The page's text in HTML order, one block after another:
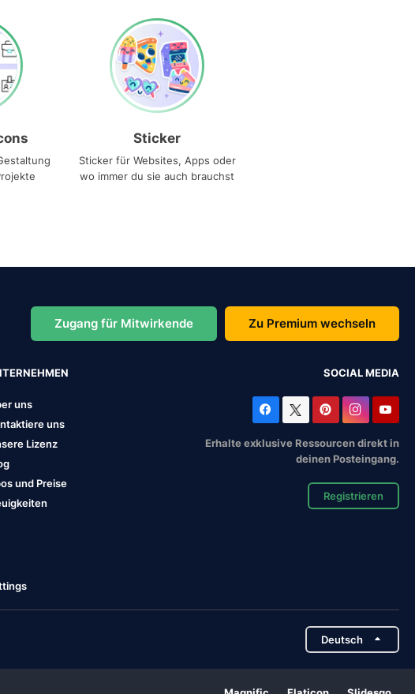
Sticker
Sticker für Websites, Apps oder
wo immer du sie auch brauchst
Zugang für Mitwirkende Zu Premium wechseln
uns
uns
Lizenz
und Preise
SOCIAL MEDIA
Erhalte exklusive Ressourcen direkt in
deinen Posteingang.
Registrieren
Deutsch